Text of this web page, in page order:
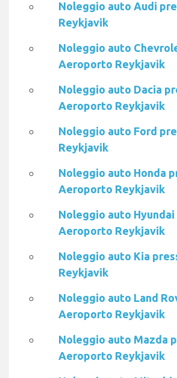
Noleggio auto Audi
Reykjavik
Noleggio auto
Aeroporto Reykjavik
Noleggio auto Dacia
Aeroporto Reykjavik
Noleggio auto Ford
Reykjavik
Noleggio auto Honda
Aeroporto Reykjavik
Noleggio auto Hyundai
Aeroporto Reykjavik
Noleggio auto Kia
Reykjavik
Noleggio auto Land
Aeroporto Reykjavik
Noleggio auto Mazda
Aeroporto Reykjavik